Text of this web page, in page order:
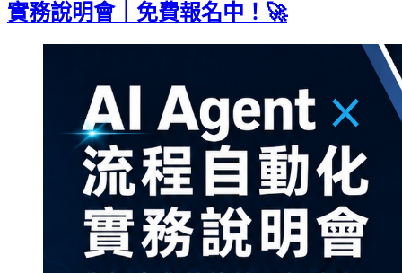
實務說明會｜免費報名中！🚀